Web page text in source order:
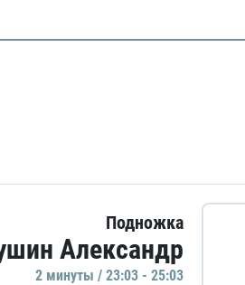
Подножка
Александр
2 минуты / 23:03 - 25:03